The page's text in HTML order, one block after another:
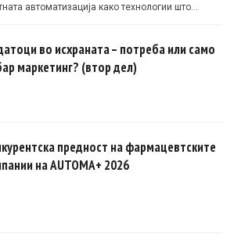
автоматизација како технологии што
во исхраната – потреба или само
маркетинг? (втор дел)
предност на фармацевтските
на AUTOMA+ 2026